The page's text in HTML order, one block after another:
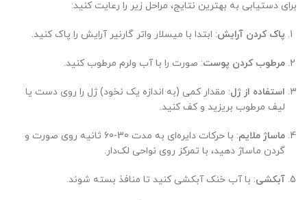
برای دستیابی به بهترین نتایج، مراحل زیر را رعایت کنید:
پاک کردن آرایش: ابتدا با میسلار واتر گارنیر آرایش را پاک کنید.
مرطوب کردن پوست: صورت را با آب ولرم مرطوب کنید.
استفاده از ژل: مقدار کمی (به اندازه یک نخود) ژل را روی دست یا
لیف مرطوب بریزید و کف کنید.
ماساژ ملایم
: با حرکات دایره‌ای به مدت 30-60 ثانیه روی صورت و
گردن ماساژ دهید، با تمرکز روی نواحی لک‌دار.
آبکشی: با آب خنک آبکشی کنید تا منافذ بسته شوند.